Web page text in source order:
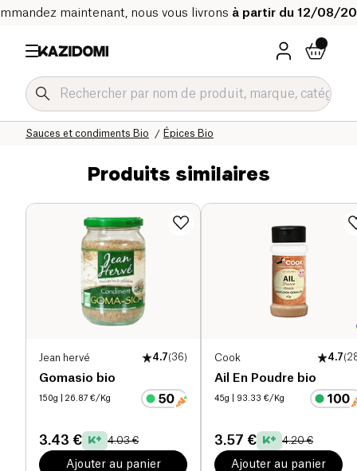
maintenant, nous vous livrons à partir du 12/08/
Épices Bio
Sauces et condiments Bio
Epicerie salée Bio
Notre catalogue bio
Accueil
Produits similaires
Jean hervé 4.7(36)
Gomasio bio
150g | 26.87 €/Kg
3.43 € 4.03 €
Ajouter au panier
Cook 4.7(
Ail En Poudre bio
45g | 93.33 €/Kg
3.57 € 4.20 €
Ajouter au panier